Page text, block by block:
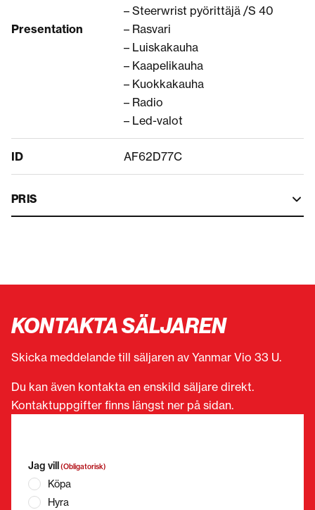
Presentation
– Steerwrist pyörittäjä /S 40
– Rasvari
– Luiskakauha
– Kaapelikauha
– Kuokkakauha
– Radio
– Led-valot
ID AF62D77C
PRIS
KONTAKTA SÄLJAREN
Skicka meddelande till säljaren av Yanmar Vio 33 U.
Du kan även kontakta en enskild säljare direkt.
Kontaktuppgifter finns längst ner på sidan.
Jag vill(Obligatorisk)
Köpa
Hyra